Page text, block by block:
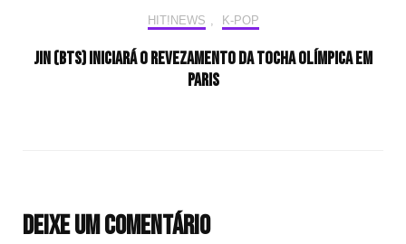
HIT!NEWS , K-POP
Jin (BTS) iniciará o revezamento da tocha olímpica em
Paris
Deixe um comentário